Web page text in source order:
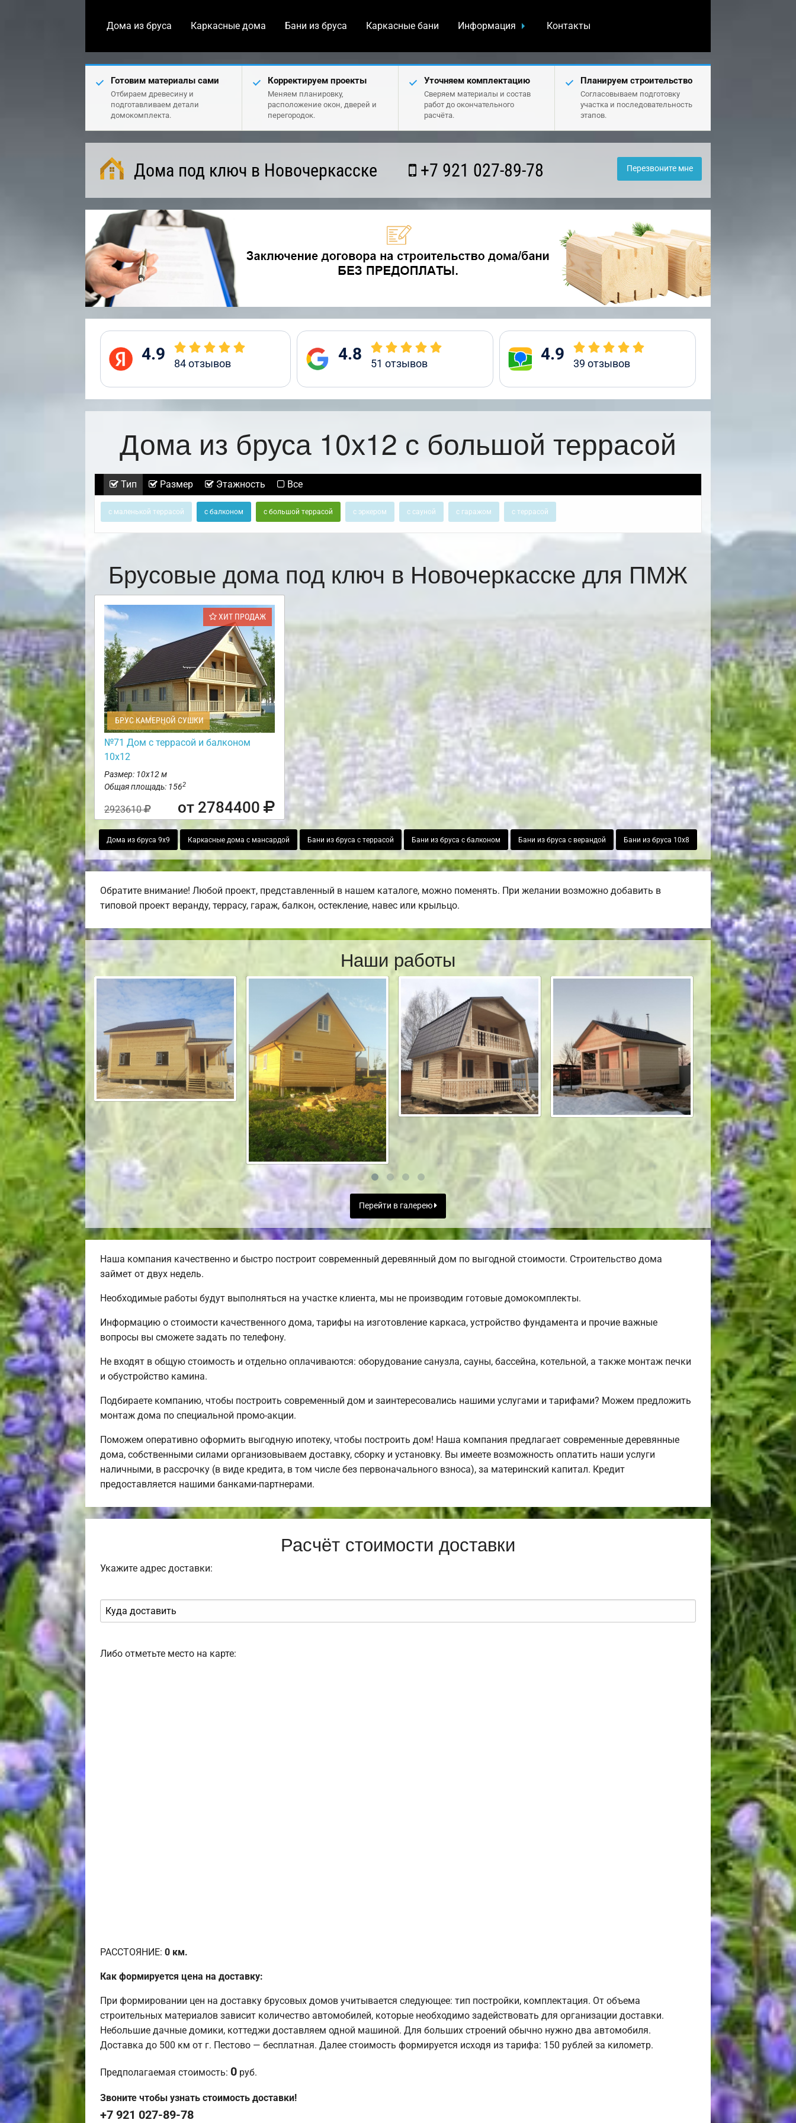
Дома из бруса Каркасные дома Бани из бруса Каркасные бани Информация Контакты
Готовим материалы сами
Отбираем древесину и
подготавливаем детали
домокомплекта.
Корректируем проекты
Меняем планировку,
расположение окон, дверей и
перегородок.
Уточняем комплектацию
Сверяем материалы и состав
работ до окончательного
расчёта.
Планируем строительство
Согласовываем подготовку
участка и последовательность
этапов.
Дома под ключ в Новочеркасске +7 921 027-89-78 Перезвоните мне
4.9 84отзывов 4.8 51 отзывов 4.9 39 отзывов
Дома из бруса 10х12 с большой террасой
Тип Размер Этажность Все
с маленькой террасой с балконом с большой террасой с эркером с сауной с гаражом с террасой
Брусовые дома под ключ в Новочеркасске для ПМЖ
ХИТ ПРОДАЖ
БРУС КАМЕРНОЙ СУШКИ
№71 Дом с террасой и балконом
10х12
Размер: 10х12 м
Общая площадь: 1562
2923610 от 2784400
Дома из бруса 9х9 Каркасные дома с мансардой Бани из бруса с террасой Бани из бруса с балконом Бани из бруса с верандой Бани из бруса 10х8
Обратите внимание! Любой проект, представленный в нашем каталоге, можно поменять. При желании возможно добавить в
типовой проект веранду, террасу, гараж, балкон, остекление, навес или крыльцо.
Наши работы
Перейти в галерею
Наша компания качественно и быстро построит современный деревянный дом по выгодной стоимости. Строительство дома
займет от двух недель.
Необходимые работы будут выполняться на участке клиента, мы не производим готовые домокомплекты.
Информацию о стоимости качественного дома, тарифы на изготовление каркаса, устройство фундамента и прочие важные
вопросы вы сможете задать по телефону.
Не входят в общую стоимость и отдельно оплачиваются: оборудование санузла, сауны, бассейна, котельной, а также монтаж печки
и обустройство камина.
Подбираете компанию, чтобы построить современный дом и заинтересовались нашими услугами и тарифами? Можем предложить
монтаж дома по специальной промо-акции.
Поможем оперативно оформить выгодную ипотеку, чтобы построить дом! Наша компания предлагает современные деревянные
дома, собственными силами организовываем доставку, сборку и установку. Вы имеете возможность оплатить наши услуги
наличными, в рассрочку (в виде кредита, в том числе без первоначального взноса), за материнский капитал. Кредит
предоставляется нашими банками-партнерами.
Расчёт стоимости доставки
Укажите адрес доставки:
Либо отметьте место на карте:
РАССТОЯНИЕ: 0 км.
Как формируется цена на доставку:
При формировании цен на доставку брусовых домов учитывается следующее: тип постройки, комплектация. От объема
строительных материалов зависит количество автомобилей, которые необходимо задействовать для организации доставки.
Небольшие дачные домики, коттеджи доставляем одной машиной. Для больших строений обычно нужно два автомобиля.
Доставка до 500 км от г. Пестово — бесплатная. Далее стоимость формируется исходя из тарифа: 150 рублей за километр.
Предполагаемая стоимость: 0 руб.
Звоните чтобы узнать стоимость доставки!
+7 921 027-89-78